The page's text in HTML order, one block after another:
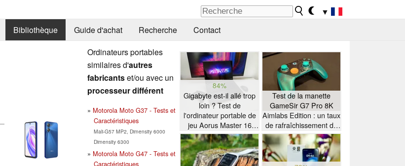
▼
Bibliothèque Guide d'achat Recherche Contact
Ordinateurs portables
similaires d'autres
fabricantset/ou avec un
processeur différent
Motorola Moto G37 - Tests et
Caractéristiques
Mali-G57 MP2, Dimensity 6000
Dimensity 6300
Motorola Moto G47 - Tests et
Caractéristiques
84%
Gigabyte est-il allé trop
loin ? Test de
l'ordinateur portable de
jeu Aorus Master 16
équipé d'un processeur
AMD Zen 5
Test de la manette
GameSir G7 Pro 8K
Aimlabs Edition : un taux
de rafraîchissement de
8K à petit prix